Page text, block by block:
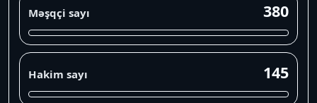
Məşqçi sayı 380
Hakim sayı 145